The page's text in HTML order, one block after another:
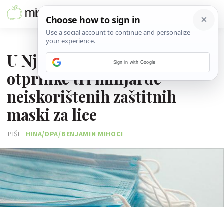
U Njemačkoj spaljeno
otprilike tri milijarde
neiskorištenih zaštitnih
maski za lice
PIŠE HINA/DPA/BENJAMIN MIHOCI
Sign in with Google